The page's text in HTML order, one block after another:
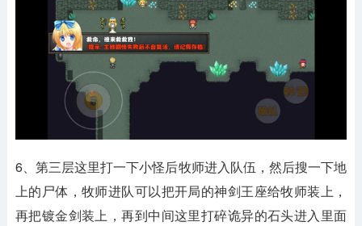
6、第三层这里打一下小怪后牧师进入队伍，然后搜一下地
上的尸体，牧师进队可以把开局的神剑王座给牧师装上，
再把镀金剑装上，再到中间这里打碎诡异的石头进入里面